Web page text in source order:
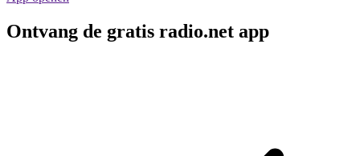
Ontvang de gratis radio.net app